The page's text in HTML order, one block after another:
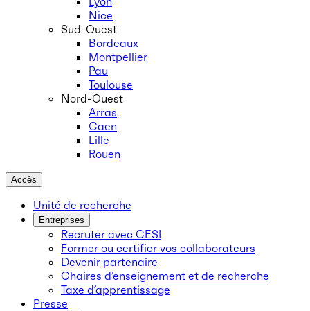
Nice
Sud-Ouest
Bordeaux
Montpellier
Pau
Toulouse
Nord-Ouest
Arras
Caen
Lille
Rouen
Accès
Unité de recherche
Entreprises
Recruter avec CESI
Former ou certifier vos collaborateurs
Devenir partenaire
Chaires d’enseignement et de recherche
Taxe d’apprentissage
Presse